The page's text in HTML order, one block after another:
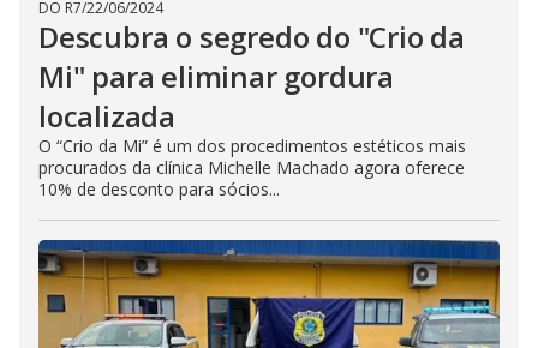
DO R7/22/06/2024
Descubra o segredo do "Crio da
Mi" para eliminar gordura
localizada
O “Crio da Mi” é um dos procedimentos estéticos mais
procurados da clínica Michelle Machado agora oferece
10% de desconto para sócios...